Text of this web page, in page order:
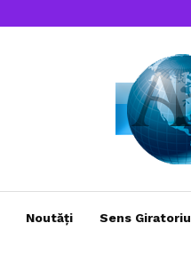
Noutăți Sens Giratoriu